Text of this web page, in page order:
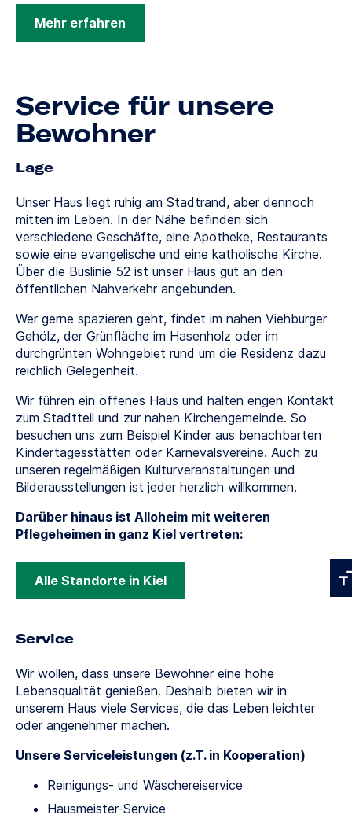
Mehr erfahren
Service für unsere
Bewohner
Lage
Unser Haus liegt ruhig am Stadtrand, aber dennoch
mitten im Leben. In der Nähe befinden sich
verschiedene Geschäfte, eine Apotheke, Restaurants
sowie eine evangelische und eine katholische Kirche.
Über die Buslinie 52 ist unser Haus gut an den
öffentlichen Nahverkehr angebunden.
Wer gerne spazieren geht, findet im nahen Viehburger
Gehölz, der Grünfläche im Hasenholz oder im
durchgrünten Wohngebiet rund um die Residenz dazu
reichlich Gelegenheit.
Wir führen ein offenes Haus und halten engen Kontakt
zum Stadtteil und zur nahen Kirchengemeinde. So
besuchen uns zum Beispiel Kinder aus benachbarten
Kindertagesstätten oder Karnevalsvereine. Auch zu
unseren regelmäßigen Kulturveranstaltungen und
Bilderausstellungen ist jeder herzlich willkommen.
Darüber hinaus ist Alloheim mit weiteren
Pflegeheimen in ganz Kiel vertreten:
Alle Standorte in Kiel
Service
Wir wollen, dass unsere Bewohner eine hohe
Lebensqualität genießen. Deshalb bieten wir in
unserem Haus viele Services, die das Leben leichter
oder angenehmer machen.
Unsere Serviceleistungen (z.T. in Kooperation)
Reinigungs- und Wäschereiservice
Hausmeister-Service